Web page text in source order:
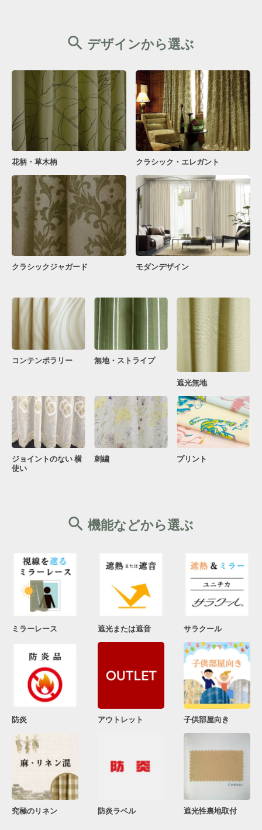
デザインから選ぶ
花柄・草木柄 クラシック・エレガント
クラシックジャガード モダンデザイン
コンテンポラリー 無地・ストライプ
遮光無地
ジョイントのない 横
使い
刺繍 プリント
機能などから選ぶ
ミラーレース 遮光または遮音 サラクール
防炎 アウトレット 子供部屋向き
究極のリネン 防炎ラベル 遮光性裏地取付